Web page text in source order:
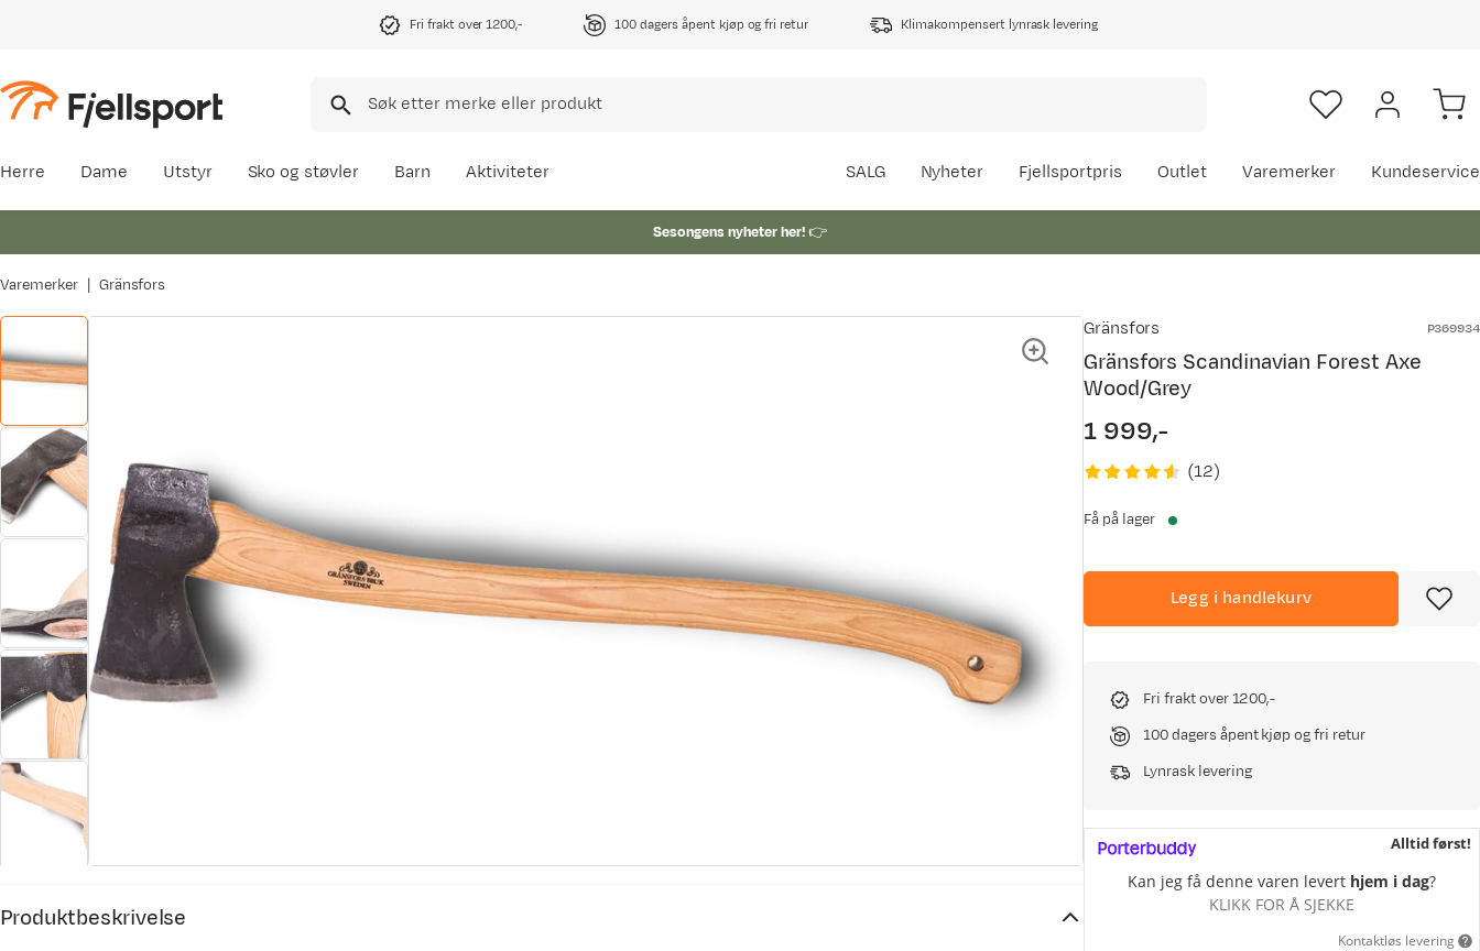
Fri frakt over 1200,- 100 dagers åpent kjøp og fri retur Klimakompensert lynrask levering
Herre Dame Utstyr Sko og støvler Barn Aktiviteter SALG Nyheter Fjellsportpris Outlet Varemerker Kundeservice
Sesongens nyheter her!👉
Varemerker Gränsfors
Produktbeskrivelse
Gränsfors P369934
Gränsfors Scandinavian Forest Axe
Wood/Grey
price
1 999,-
(12)
Få på lager
Legg i handlekurv
Fri frakt over 1200,-
100 dagers åpent kjøp og fri retur
Lynrask levering
Alltid først!
Kan jeg få denne varen levert hjem i dag?
KLIKK FOR Å SJEKKE
Kontaktløs levering